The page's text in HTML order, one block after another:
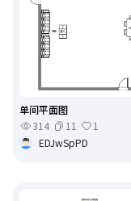
单间平面图
314
11
1
EDJwSpPD